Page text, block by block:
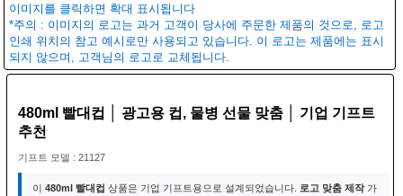
이미지를 클릭하면 확대 표시됩니다
*주의 : 이미지의 로고는 과거 고객이 당사에 주문한 제품의 것으로, 로고
인쇄 위치의 참고 예시로만 사용되고 있습니다. 이 로고는 제품에는 표시
되지 않으며, 고객님의 로고로 교체됩니다.
480ml 빨대컵 │ 광고용 컵, 물병 선물 맞춤 │ 기업 기프트
추천
기프트 모델 : 21127
이 480ml 빨대컵 상품은 기업 기프트용으로 설계되었습니다. 로고 맞춤 제작가